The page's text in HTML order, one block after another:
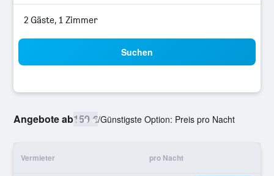
2 Gäste, 1 Zimmer
Suchen
Angebote ab159 €/Günstigste Option: Preis pro Nacht
Vermieter pro Nacht